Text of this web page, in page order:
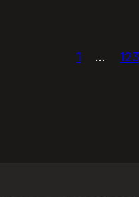
1 … 123